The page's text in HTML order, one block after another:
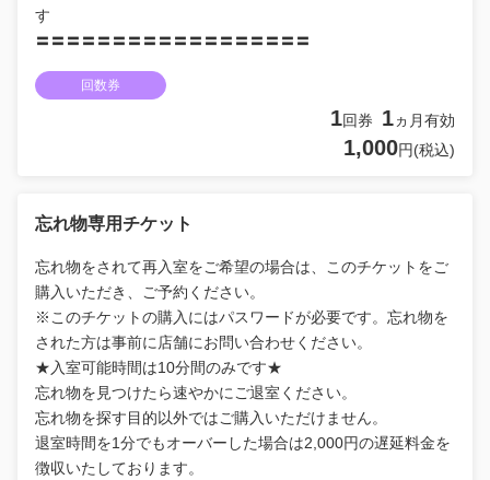
す
〓〓〓〓〓〓〓〓〓〓〓〓〓〓〓〓〓〓
回数券
1回券 1ヵ月有効
1,000円(税込)
忘れ物専用チケット
忘れ物をされて再入室をご希望の場合は、このチケットをご
購入いただき、ご予約ください。
※このチケットの購入にはパスワードが必要です。忘れ物を
された方は事前に店舗にお問い合わせください。
★入室可能時間は10分間のみです★
忘れ物を見つけたら速やかにご退室ください。
忘れ物を探す目的以外ではご購入いただけません。
退室時間を1分でもオーバーした場合は2,000円の遅延料金を
徴収いたしております。